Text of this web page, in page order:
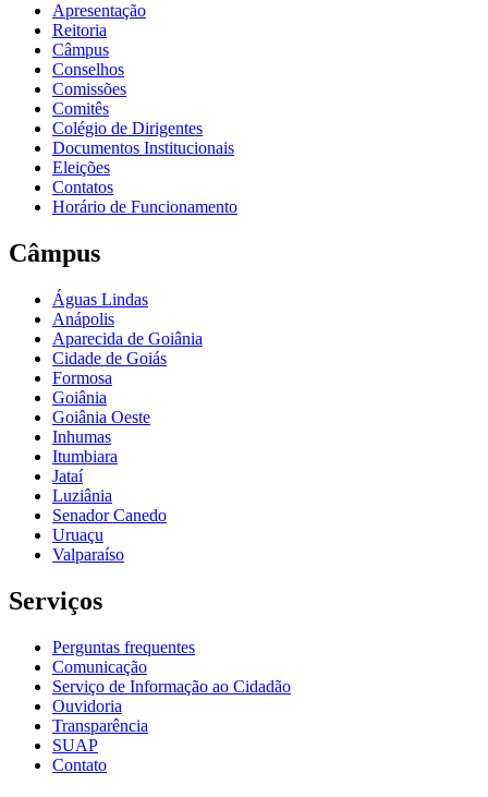
Apresentação
Reitoria
Câmpus
Conselhos
Comissões
Comitês
Colégio de Dirigentes
Documentos Institucionais
Eleições
Contatos
Horário de Funcionamento
Câmpus
Águas Lindas
Anápolis
Aparecida de Goiânia
Cidade de Goiás
Formosa
Goiânia
Goiânia Oeste
Inhumas
Itumbiara
Jataí
Luziânia
Senador Canedo
Uruaçu
Valparaíso
Serviços
Perguntas frequentes
Comunicação
Serviço de Informação ao Cidadão
Ouvidoria
Transparência
SUAP
Contato